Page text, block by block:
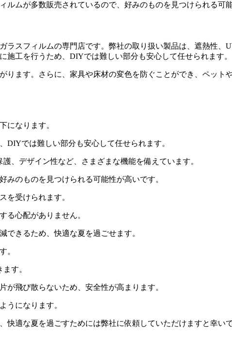
ムが多数販売されているので、好みのものを見つけられる可
スフィルムの専門店です。弊社の取り扱い製品は、遮熱性、
工を行うため、DIYでは難しい部分も安心して任せられます。
ます。さらに、家具や床材の変色を防ぐことができ、ペット
になります。
DIYでは難しい部分も安心して任せられます。
、デザイン性など、さまざまな機能を備えています。
みのものを見つけられる可能性が高いです。
を受けられます。
る心配がありません。
できるため、快適な夏を過ごせます。
。
す。
が飛び散らないため、安全性が高まります。
うになります。
適な夏を過ごすためには弊社に依頼していただけますと幸いで